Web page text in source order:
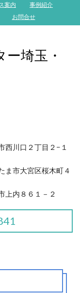
案内
事例紹介
お問合せ
埼玉・
川口２丁目２−１
市大宮区桜木町４
上内８６１－２